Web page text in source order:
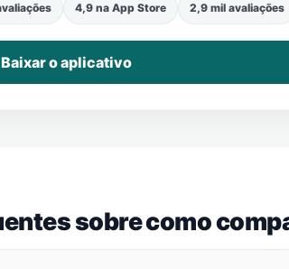
4,9 na App Store 2,9 mil avaliações
Baixar o aplicativo
sobre como